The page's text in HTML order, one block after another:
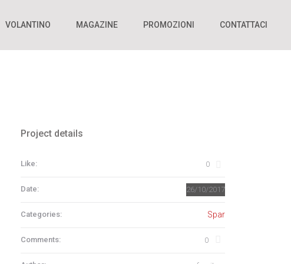
VOLANTINO MAGAZINE PROMOZIONI CONTATTACI
Project details
Like: 0
Date: 26/10/2017
Categories: Spar
Comments: 0